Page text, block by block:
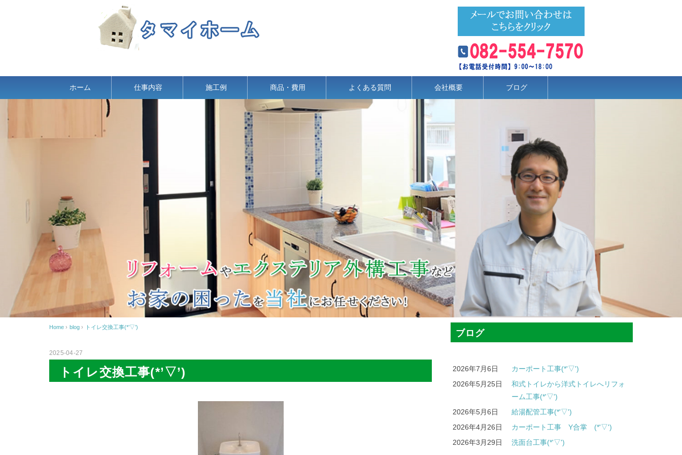
ホーム 仕事内容 施工例 商品・費用 よくある質問 会社概要 ブログ
Home › blog › トイレ交換工事(*’▽’)
2025-04-27
トイレ交換工事(*’▽’)
ブログ
2026年7月6日
カーポート工事(*'▽')
2026年5月25日
和式トイレから洋式トイレへリフォ
ーム工事(*'▽')
2026年5月6日
給湯配管工事(*'▽')
2026年4月26日
カーポート工事 Y合掌 (*'▽')
2026年3月29日
洗面台工事(*'▽')